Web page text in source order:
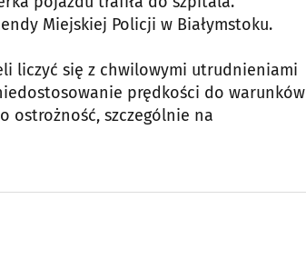
Miejskiej Policji w Białymstoku.
liczyć się z chwilowymi utrudnieniami
prędkości do warunków
ostrożność, szczególnie na